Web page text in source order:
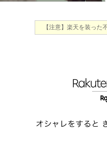
【注意】楽天を装った